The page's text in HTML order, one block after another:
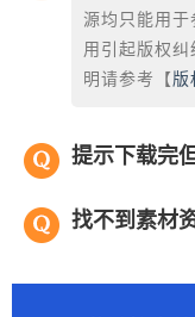
源均只能用
用引起版权
明请参考【 版
提示下载完
找不到素材